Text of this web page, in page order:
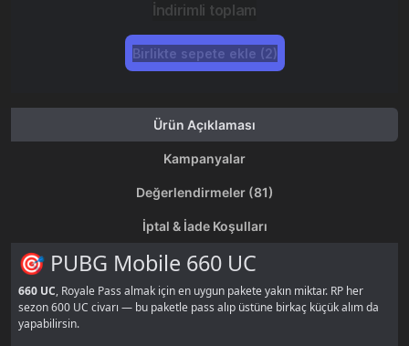
İndirimli toplam
Birlikte sepete ekle (2)
Ürün Açıklaması
Kampanyalar
Değerlendirmeler (81)
İptal & İade Koşulları
🎯 PUBG Mobile 660 UC
660 UC, Royale Pass almak için en uygun pakete yakın miktar. RP her
sezon 600 UC civarı — bu paketle pass alıp üstüne birkaç küçük alım da
yapabilirsin.